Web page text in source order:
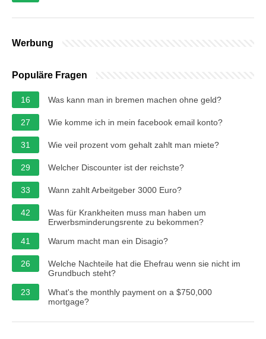
Werbung
Populäre Fragen
16 Was kann man in bremen machen ohne geld?
27 Wie komme ich in mein facebook email konto?
31 Wie veil prozent vom gehalt zahlt man miete?
29 Welcher Discounter ist der reichste?
33 Wann zahlt Arbeitgeber 3000 Euro?
42
Was für Krankheiten muss man haben um
Erwerbsminderungsrente zu bekommen?
41
Warum macht man ein Disagio?
26
Welche Nachteile hat die Ehefrau wenn sie nicht im
Grundbuch steht?
23
What's the monthly payment on a $750,000
mortgage?